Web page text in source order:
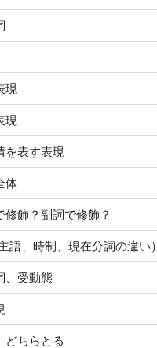
現
現
を表す表現
体
修飾？副詞で修飾？
語、時制、現在分詞の違い）
、受動態
どちらとる